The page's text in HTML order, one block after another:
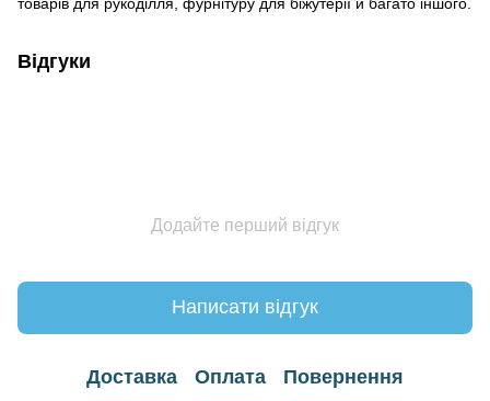
Відгуки
Додайте перший відгук
Написати відгук
Доставка Оплата Повернення